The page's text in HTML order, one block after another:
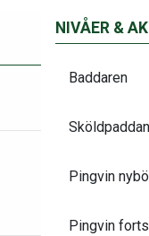
NIVÅER &
Baddaren
Sköldpaddan
Pingvin
Pingvin